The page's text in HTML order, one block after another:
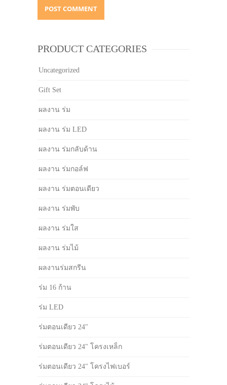
PRODUCT CATEGORIES
Uncategorized
Gift Set
ผลงาน ร่ม
ผลงาน ร่ม LED
ผลงาน ร่มกลับด้าน
ผลงาน ร่มกอล์ฟ
ผลงาน ร่มตอนเดียว
ผลงาน ร่มพับ
ผลงาน ร่มใส
ผลงาน ร่มไม้
ผลงานร่มสกรีน
ร่ม 16 ก้าน
ร่ม LED
ร่มตอนเดียว 24"
ร่มตอนเดียว 24" โครงเหล็ก
ร่มตอนเดียว 24" โครงไฟเบอร์